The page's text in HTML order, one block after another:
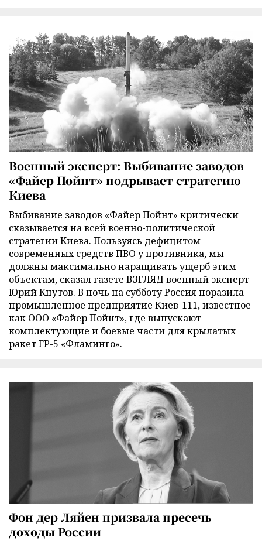
Военный эксперт: Выбивание заводов
«Файер Пойнт» подрывает стратегию
Киева
Выбивание заводов «Файер Пойнт» критически
сказывается на всей военно-политической
стратегии Киева. Пользуясь дефицитом
современных средств ПВО у противника, мы
должны максимально наращивать ущерб этим
объектам, сказал газете ВЗГЛЯД военный эксперт
Юрий Кнутов. В ночь на субботу Россия поразила
промышленное предприятие Киев-111, известное
как ООО «Файер Пойнт», где выпускают
комплектующие и боевые части для крылатых
ракет FP-5 «Фламинго».
Фон дер Ляйен призвала пресечь
доходы России